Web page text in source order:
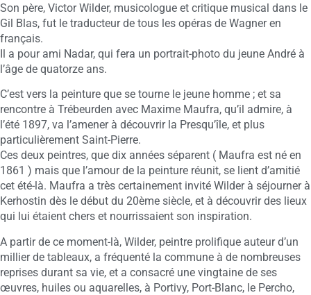
Son père, Victor Wilder, musicologue et critique musical dans le
Gil Blas, fut le traducteur de tous les opéras de Wagner en
français.
Il a pour ami Nadar, qui fera un portrait-photo du jeune André à
l’âge de quatorze ans.
C’est vers la peinture que se tourne le jeune homme ; et sa
rencontre à Trébeurden avec Maxime Maufra, qu’il admire, à
l’été 1897, va l’amener à découvrir la Presqu’île, et plus
particulièrement Saint-Pierre.
Ces deux peintres, que dix années séparent ( Maufra est né en
1861 ) mais que l’amour de la peinture réunit, se lient d’amitié
cet été-là. Maufra a très certainement invité Wilder à séjourner à
Kerhostin dès le début du 20ème siècle, et à découvrir des lieux
qui lui étaient chers et nourrissaient son inspiration.
A partir de ce moment-là, Wilder, peintre prolifique auteur d’un
millier de tableaux, a fréquenté la commune à de nombreuses
reprises durant sa vie, et a consacré une vingtaine de ses
œuvres, huiles ou aquarelles, à Portivy, Port-Blanc, le Percho,